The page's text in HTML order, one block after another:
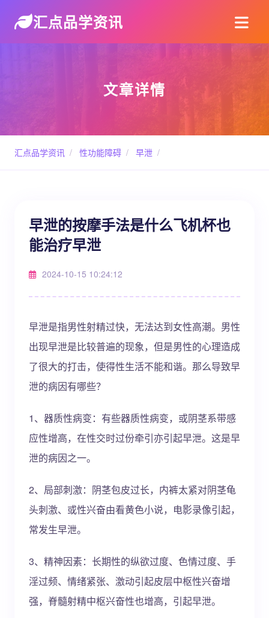
汇点品学资讯
文章详情
汇点品学资讯 / 性功能障碍 / 早泄 /
早泄的按摩手法是什么飞机杯也
能治疗早泄
2024-10-15 10:24:12
早泄是指男性射精过快，无法达到女性高潮。男性
出现早泄是比较普遍的现象，但是男性的心理造成
了很大的打击，使得性生活不能和谐。那么导致早
泄的病因有哪些？
1、器质性病变：有些器质性病变，或阴茎系带感
应性增高，在性交时过份牵引亦引起早泄。这是早
泄的病因之一。
2、局部刺激：阴茎包皮过长，内裤太紧对阴茎龟
头刺激、或性兴奋由看黄色小说，电影录像引起，
常发生早泄。
3、精神因素：长期性的纵欲过度、色情过度、手
淫过频、情绪紧张、激动引起皮层中枢性兴奋增
强，脊髓射精中枢兴奋性也增高，引起早泄。